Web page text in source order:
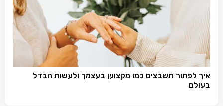
איך לפתור תשבצים כמו מקצוען בעצמך ולעשות הבדל
בעולם